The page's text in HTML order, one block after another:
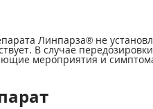
Линпарза® не
В случае
мероприятия и